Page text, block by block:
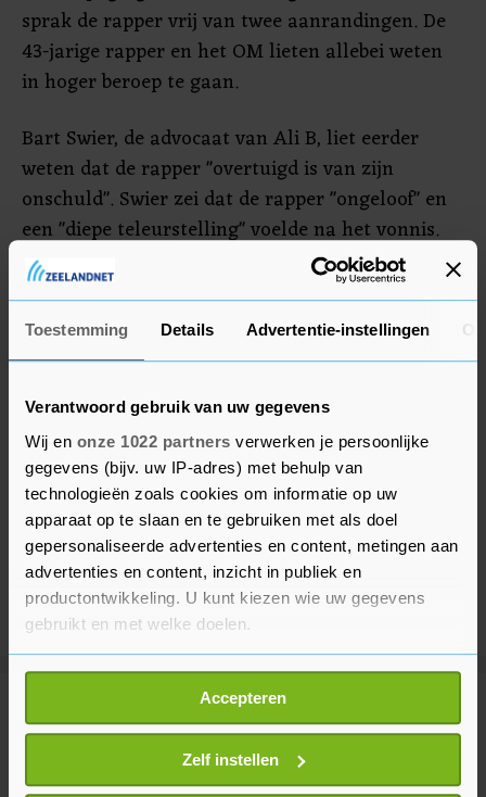
Toestemming Details Advertentie-instellingen
Verantwoord gebruik van uw gegevens
Wij en onze 1022 partners verwerken je persoonlijke
gegevens (bijv. uw IP-adres) met behulp van
technologieën zoals cookies om informatie op uw
apparaat op te slaan en te gebruiken met als doel
gepersonaliseerde advertenties en content, metingen aan
advertenties en content, inzicht in publiek en
productontwikkeling. U kunt kiezen wie uw gegevens
gebruikt en met welke doelen.
Als u het toestaat, willen we ook graag:
Informatie verzamelen over uw geografische
locatie, die tot een paar meter nauwkeurig kan zijn
Uw apparaat identificeren door het actief te
scannen op specifieke eigenschappen (fingerprinting)
Accepteren
Zelf instellen
sprak de rapper vrij van twee aanrandingen. De
43-jarige rapper en het OM lieten allebei weten
in hoger beroep te gaan.
Bart Swier, de advocaat van Ali B, liet eerder
weten dat de rapper "overtuigd is van zijn
onschuld". Swier zei dat de rapper "ongeloof" en
een "diepe teleurstelling" voelde na het vonnis.
Meer uit Binnenland
Natuurbrand bij Ouddorp breidt